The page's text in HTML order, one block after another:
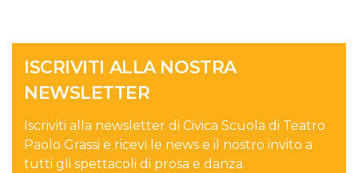
ISCRIVITI ALLA NOSTRA
NEWSLETTER
Iscriviti alla newsletter di Civica Scuola di Teatro
Paolo Grassi e ricevi le news e il nostro invito a
tutti gli spettacoli di prosa e danza.